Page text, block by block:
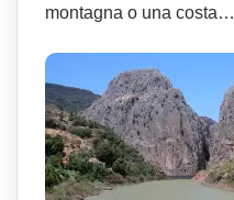
montagna o una costa…